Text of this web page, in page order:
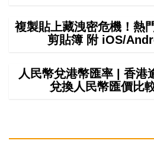
複製貼上藏洩密危機！熱
剪貼簿 附 iOS/
人民幣兌港幣匯率 | 香港
兌換人民幣匯價比